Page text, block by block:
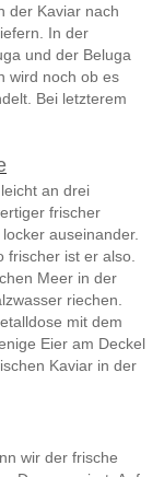
der Kaviar nach
In der
und der Beluga
wird noch ob es
Bei letzterem
an drei
frischer
auseinander.
frischer ist er also.
Meer in der
riechen.
mit dem
Eier am Deckel
Kaviar in der
wir der frische